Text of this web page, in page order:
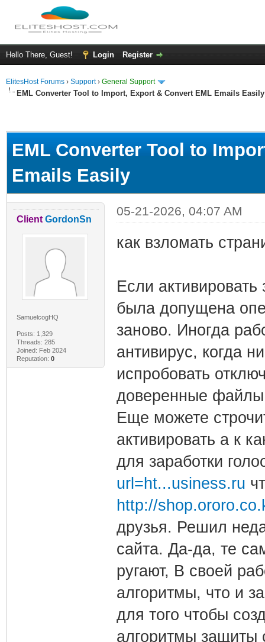
Hello There, Guest! Login Register
ElitesHost Forums › Support› General Support
EML Converter Tool to Import, Export & Convert EML Emails Easily
EML Converter Tool to
Emails Easily
Client GordonSn
SamuelcogHQ
Posts: 1,329
Threads: 285
Joined: Feb 2024
Reputation: 0
05-21-2026, 04:07 AM
как взломать
Если
была допущена
заново. Иногда
антивирус, когда
испробовать
доверенные
Еще можете
активировать а к
для заработки
url=ht...usiness.ru
http://
друзья. Решил
сайта. Да-да, те
ругают, В своей
алгоритмы, что и
для того чтобы
алгоритмы